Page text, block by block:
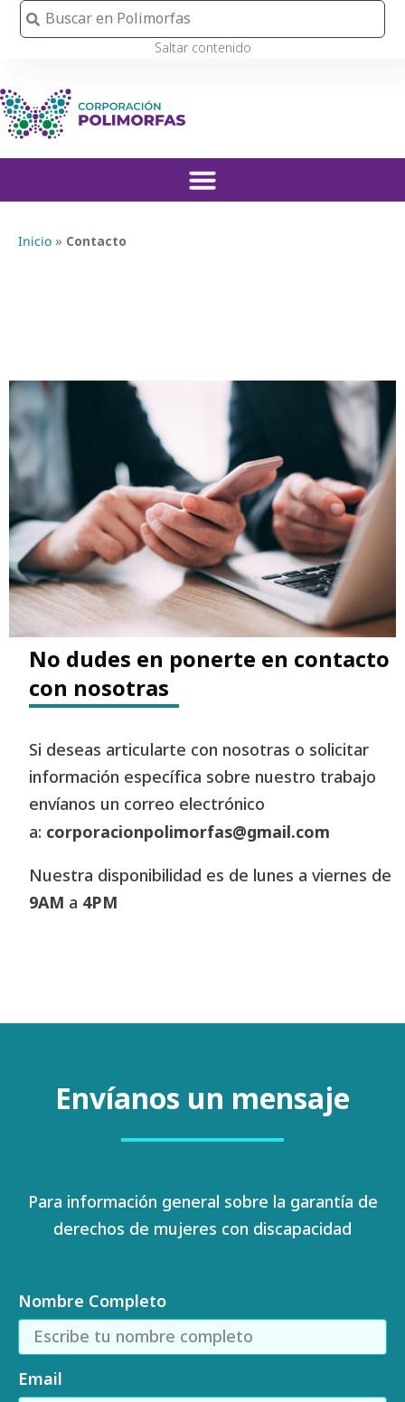
BuscarBuscar
Saltar contenido
Inicio » Contacto
No dudes en ponerte en contacto
con nosotras
Si deseas articularte con nosotras o solicitar
información específica sobre nuestro trabajo
envíanos un correo electrónico
a:corporacionpolimorfas@gmail.com
Nuestra disponibilidad es de lunes a viernes de
9AMa4PM
Envíanos un mensaje
Para información general sobre la garantía de
derechos de mujeres con discapacidad
Nombre Completo
Email